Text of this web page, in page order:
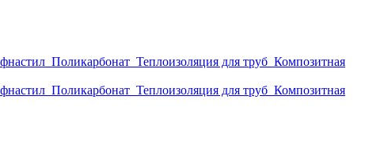
Поликарбонат Теплоизоляция для труб Композитная
Поликарбонат Теплоизоляция для труб Композитная